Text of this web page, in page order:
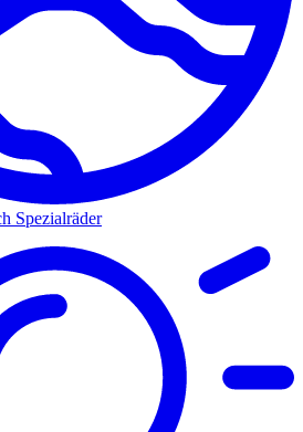
Spezialräder